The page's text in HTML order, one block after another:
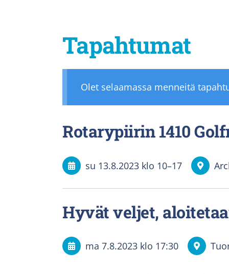
Tapahtumat
Olet selaamassa menneitä
Rotarypiirin 1410
su 13.8.2023 klo 10–17
Hyvät veljet,
ma 7.8.2023 klo 17:30